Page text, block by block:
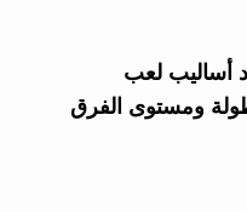
أساليب لعب
ومستوى الفرق